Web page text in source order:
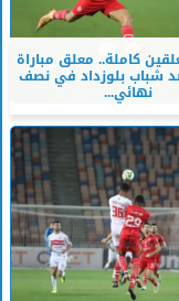
كاملة.. معلق مباراة
شباب بلوزداد في نصف
نهائي...